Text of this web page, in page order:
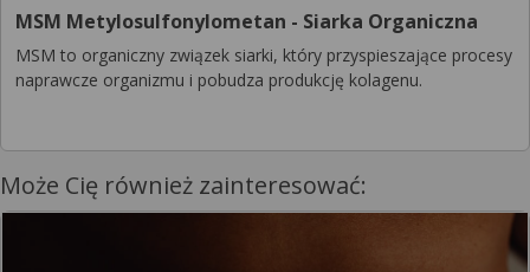
MSM Metylosulfonylometan - Siarka Organiczna
MSM to organiczny związek siarki, który przyspieszające procesy
naprawcze organizmu i pobudza produkcję kolagenu.
Może Cię również zainteresować: